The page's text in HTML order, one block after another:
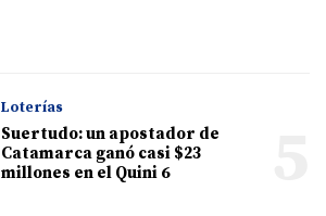
Loterías
Suertudo: un apostador de
Catamarca ganó casi $23
millones en el Quini 6